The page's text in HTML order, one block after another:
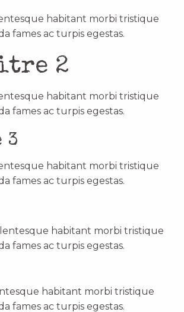
habitant morbi tristique
fames ac turpis egestas.
2
habitant morbi tristique
fames ac turpis egestas.
3
habitant morbi tristique
fames ac turpis egestas.
habitant morbi tristique
fames ac turpis egestas.
habitant morbi tristique
fames ac turpis egestas.